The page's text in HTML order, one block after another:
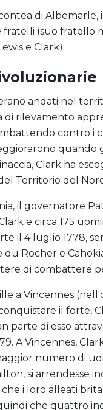
di Albemarle,
(suo fratello
e Clark).
andati nel
rilevamento
contro i
Clark ha
Territorio del
il governatore
e circa 175
il 4 luglio 1778,
Rocher e
di combattere
a Vincennes
il forte,
parte di esso
A Vincennes,
numero di
si arrendesse
i loro alleati
che quattro